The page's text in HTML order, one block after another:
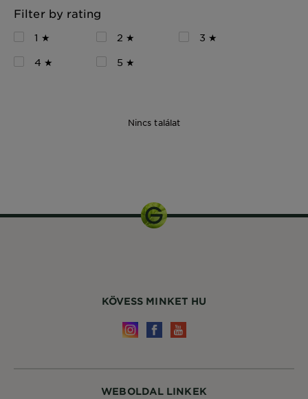
Filter by rating
1 ★ 2 ★
3 ★
4 ★
5 ★
Nincs találat
WEBOLDAL LINKEK
KÖVESS MINKET HU